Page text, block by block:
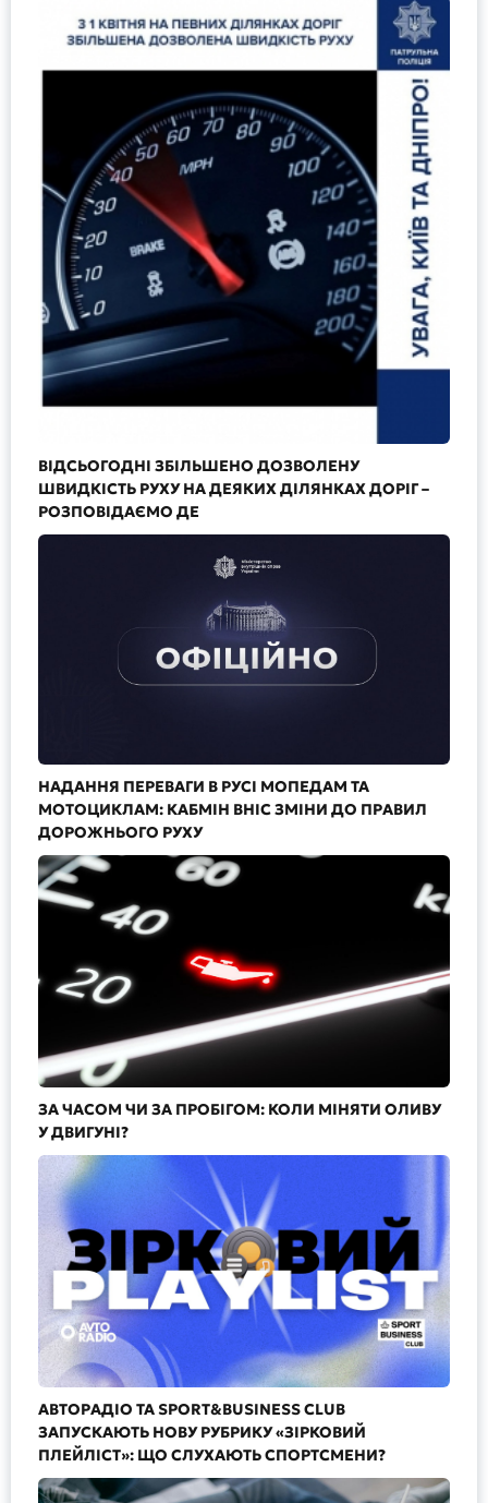
ВІДСЬОГОДНІ ЗБІЛЬШЕНО ДОЗВОЛЕНУ
ШВИДКІСТЬ РУХУ НА ДЕЯКИХ ДІЛЯНКАХ ДОРІГ –
РОЗПОВІДАЄМО ДЕ
НАДАННЯ ПЕРЕВАГИ В РУСІ МОПЕДАМ ТА
МОТОЦИКЛАМ: КАБМІН ВНІС ЗМІНИ ДО ПРАВИЛ
ДОРОЖНЬОГО РУХУ
ЗА ЧАСОМ ЧИ ЗА ПРОБІГОМ: КОЛИ МІНЯТИ ОЛИВУ
У ДВИГУНІ?
АВТОРАДІО ТА SPORT&BUSINESS CLUB
ЗАПУСКАЮТЬ НОВУ РУБРИКУ «ЗІРКОВИЙ
ПЛЕЙЛІСТ»: ЩО СЛУХАЮТЬ СПОРТСМЕНИ?